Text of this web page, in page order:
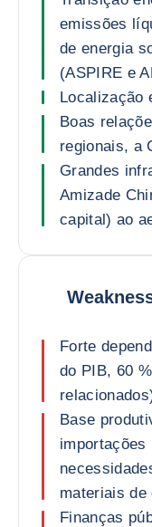
emissões
de energia
(ASPIRE e
Localização
Boas
regionais, a
Grandes
Amizade
capital) ao
Forte
do PIB, 60
Base
importações
materiais
Finanças